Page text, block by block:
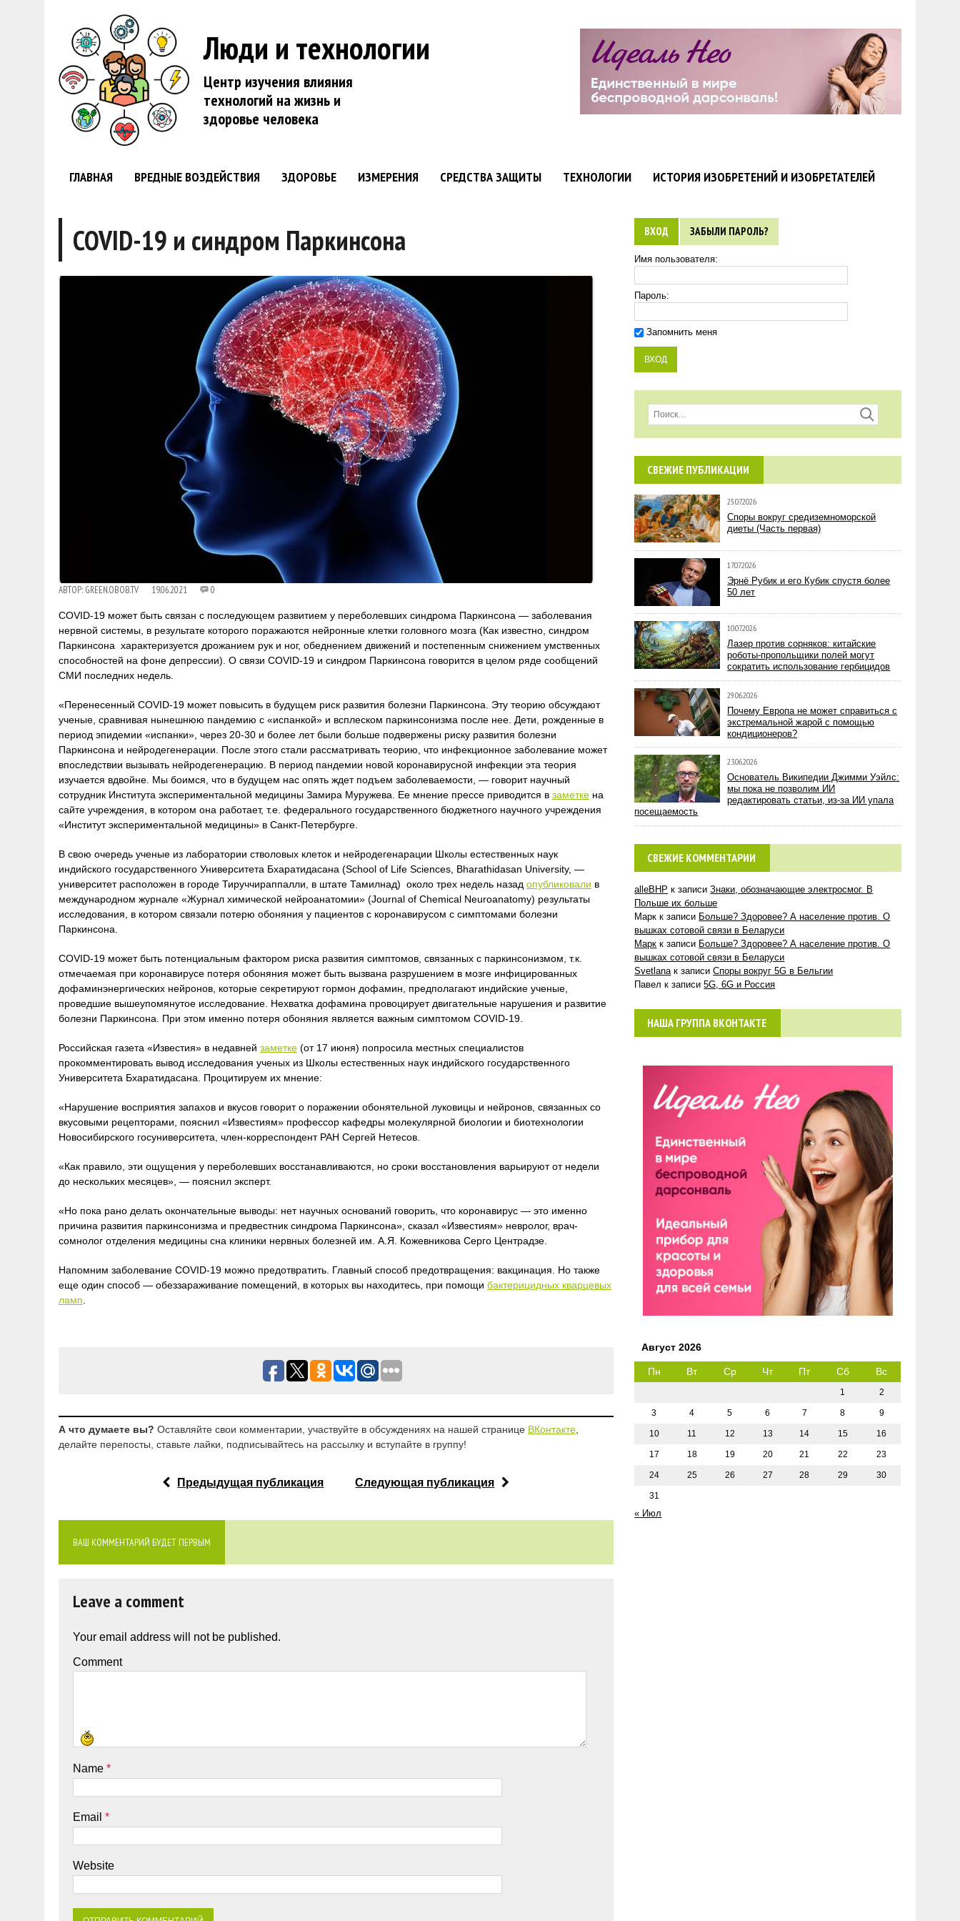
Люди и технологии
Центр изучения влияния
технологий на жизнь и
здоровье человека
ГЛАВНАЯ ВРЕДНЫЕ ВОЗДЕЙСТВИЯ ЗДОРОВЬЕ ИЗМЕРЕНИЯ СРЕДСТВА ЗАЩИТЫ ТЕХНОЛОГИИ ИСТОРИЯ ИЗОБРЕТЕНИЙ И ИЗОБРЕТАТЕЛЕЙ
COVID-19 и синдром Паркинсона
АВТОР: GREEN.OBOB.TV 19.06.2021 0
COVID-19 может быть связан с последующем развитием у переболевших синдрома Паркинсона — заболевания
нервной системы, в результате которого поражаются нейронные клетки головного мозга (Как известно, синдром
Паркинсона характеризуется дрожанием рук и ног, обеднением движений и постепенным снижением умственных
способностей на фоне депрессии). О связи COVID-19 и синдром Паркинсона говорится в целом ряде сообщений
СМИ последних недель.
«Перенесенный COVID-19 может повысить в будущем риск развития болезни Паркинсона. Эту теорию обсуждают
ученые, сравнивая нынешнюю пандемию с «испанкой» и всплеском паркинсонизма после нее. Дети, рожденные в
период эпидемии «испанки», через 20-30 и более лет были больше подвержены риску развития болезни
Паркинсона и нейродегенерации. После этого стали рассматривать теорию, что инфекционное заболевание может
впоследствии вызывать нейродегенерацию. В период пандемии новой коронавирусной инфекции эта теория
изучается вдвойне. Мы боимся, что в будущем нас опять ждет подъем заболеваемости, — говорит научный
сотрудник Института экспериментальной медицины Замира Муружева. Ее мнение прессе приводится в заметке на
сайте учреждения, в котором она работает, т.е. федерального государственного бюджетного научного учреждения
«Институт экспериментальной медицины» в Санкт-Петербурге.
В свою очередь ученые из лаборатории стволовых клеток и нейродегенарации Школы естественных наук
индийского государственного Университета Бхаратидасана (School of Life Sciences, Bharathidasan University, —
университет расположен в городе Тируччираппалли, в штате Тамилнад) около трех недель назад опубликовали в
международном журнале «Журнал химической нейроанатомии» (Journal of Chemical Neuroanatomy) результаты
исследования, в котором связали потерю обоняния у пациентов с коронавирусом с симптомами болезни
Паркинсона.
COVID-19 может быть потенциальным фактором риска развития симптомов, связанных с паркинсонизмом, т.к.
отмечаемая при коронавирусе потеря обоняния может быть вызвана разрушением в мозге инфицированных
дофаминэнергических нейронов, которые секретируют гормон дофамин, предполагают индийские ученые,
проведшие вышеупомянутое исследование. Нехватка дофамина провоцирует двигательные нарушения и развитие
болезни Паркинсона. При этом именно потеря обоняния является важным симптомом COVID-19.
Российская газета «Известия» в недавней заметке (от 17 июня) попросила местных специалистов
прокомментировать вывод исследования ученых из Школы естественных наук индийского государственного
Университета Бхаратидасана. Процитируем их мнение:
«Нарушение восприятия запахов и вкусов говорит о поражении обонятельной луковицы и нейронов, связанных со
вкусовыми рецепторами, пояснил «Известиям» профессор кафедры молекулярной биологии и биотехнологии
Новосибирского госуниверситета, член-корреспондент РАН Сергей Нетесов.
«Как правило, эти ощущения у переболевших восстанавливаются, но сроки восстановления варьируют от недели
до нескольких месяцев», — пояснил эксперт.
«Но пока рано делать окончательные выводы: нет научных оснований говорить, что коронавирус — это именно
причина развития паркинсонизма и предвестник синдрома Паркинсона», сказал «Известиям» невролог, врач-
сомнолог отделения медицины сна клиники нервных болезней им. А.Я. Кожевникова Серго Центрадзе.
Напомним заболевание COVID-19 можно предотвратить. Главный способ предотвращения: вакцинация. Но также
еще один способ — обеззараживание помещений, в которых вы находитесь, при помощи бактерицидных кварцевых
ламп
А что думаете вы? Оставляйте свои комментарии, участвуйте в обсуждениях на нашей странице ВКонтакте
делайте перепосты, ставьте лайки, подписывайтесь на рассылку и вступайте в группу!
Предыдущая публикация Следующая публикация
ВАШ КОММЕНТАРИЙ БУДЕТ ПЕРВЫМ
Leave a comment
Your email address will not be published.
Comment
Name *
Email *
Website
ВХОД ЗАБЫЛИ ПАРОЛЬ?
Имя пользователя:
Пароль:
Запомнить меня
СВЕЖИЕ ПУБЛИКАЦИИ
25.07.2026
Споры вокруг средиземноморской
диеты (Часть первая)
17.07.2026
Эрнё Рубик и его Кубик спустя более
50 лет
10.07.2026
Лазер против сорняков: китайские
роботы-пропольщики полей могут
сократить использование гербицидов
29.06.2026
Почему Европа не может справиться с
экстремальной жарой с помощью
кондиционеров?
23.06.2026
Основатель Википедии Джимми Уэйлс:
мы пока не позволим ИИ
редактировать статьи, из-за ИИ упала
посещаемость
СВЕЖИЕ КОММЕНТАРИИ
alleBHP к записиЗнаки, обозначающие электросмог. В
Польше их больше
Марк к записи Больше? Здоровее? А население против. О
вышках сотовой связи в Беларуси
Марк к записи Больше? Здоровее? А население против. О
вышках сотовой связи в Беларуси
Svetlana к записиСпоры вокруг 5G в Бельгии
Павел к записи5G, 6G и Россия
НАША ГРУППА ВКОНТАКТЕ
Август 2026
Пн Вт Ср Чт Пт Сб Вс
1 2
3 4 5 6 7 8 9
10 11 12 13 14 15 16
17 18 19 20 21 22 23
24 25 26 27 28 29 30
31
« Июл